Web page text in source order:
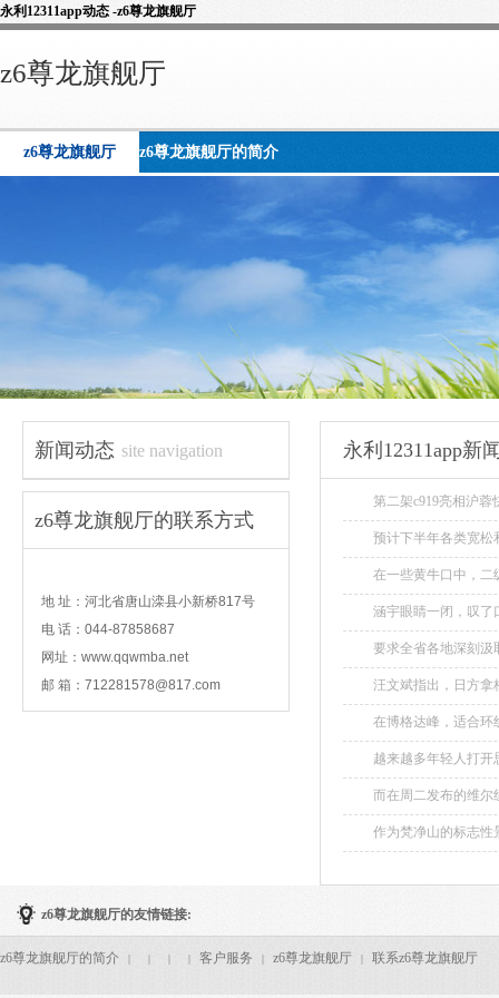
永利12311app动态 -z6尊龙旗舰厅
z6尊龙旗舰厅
z6尊龙旗舰厅 z6尊龙旗舰厅的简介
新闻动态 site navigation
z6尊龙旗舰厅的联系方式
地 址：河北省唐山滦县小新桥817号
电 话：044-87858687
网址：www.qqwmba.net
邮 箱： 712281578@817.com
永利12311app新
第二架c919亮相沪
预计下半年各类宽松
健康有序。...
在一些黄牛口中，二
涵宇眼睛一闭，叹了
要求全省各地深刻汲
汪文斌指出，日方拿
科学的幌子误导国际
在博格达峰，适合环
响，可能前一天和晚
越来越多年轻人打开
而在周二发布的维尔
作为梵净山的标志性
体，可谓是自然伟力
z6尊龙旗舰厅的友情链接:
z6尊龙旗舰厅的简介 | | | | 客户服务 | z6尊龙旗舰厅 | 联系z6尊龙旗舰厅